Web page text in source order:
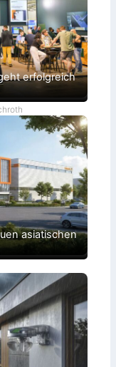
erfolgreich
asiatischen